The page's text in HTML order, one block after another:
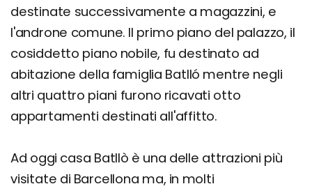
destinate successivamente a magazzini, e
l'androne comune. Il primo piano del palazzo, il
cosiddetto piano nobile, fu destinato ad
abitazione della famiglia Batlló mentre negli
altri quattro piani furono ricavati otto
appartamenti destinati all'affitto.
Ad oggi casa Batllò è una delle attrazioni più
visitate di Barcellona ma, in molti